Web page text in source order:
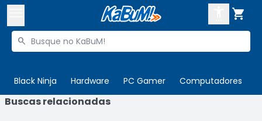

Buscar produtos

Black Ninja Hardware PC Gamer Computadores

Buscas relacionadas